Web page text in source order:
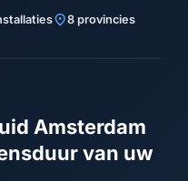
location_on8 provincies
Amsterdam
van uw